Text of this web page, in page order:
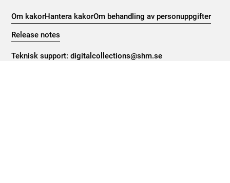
Om kakorHantera kakorOm behandling av personuppgifter
Release notes
Teknisk support:digitalcollections@shm.se